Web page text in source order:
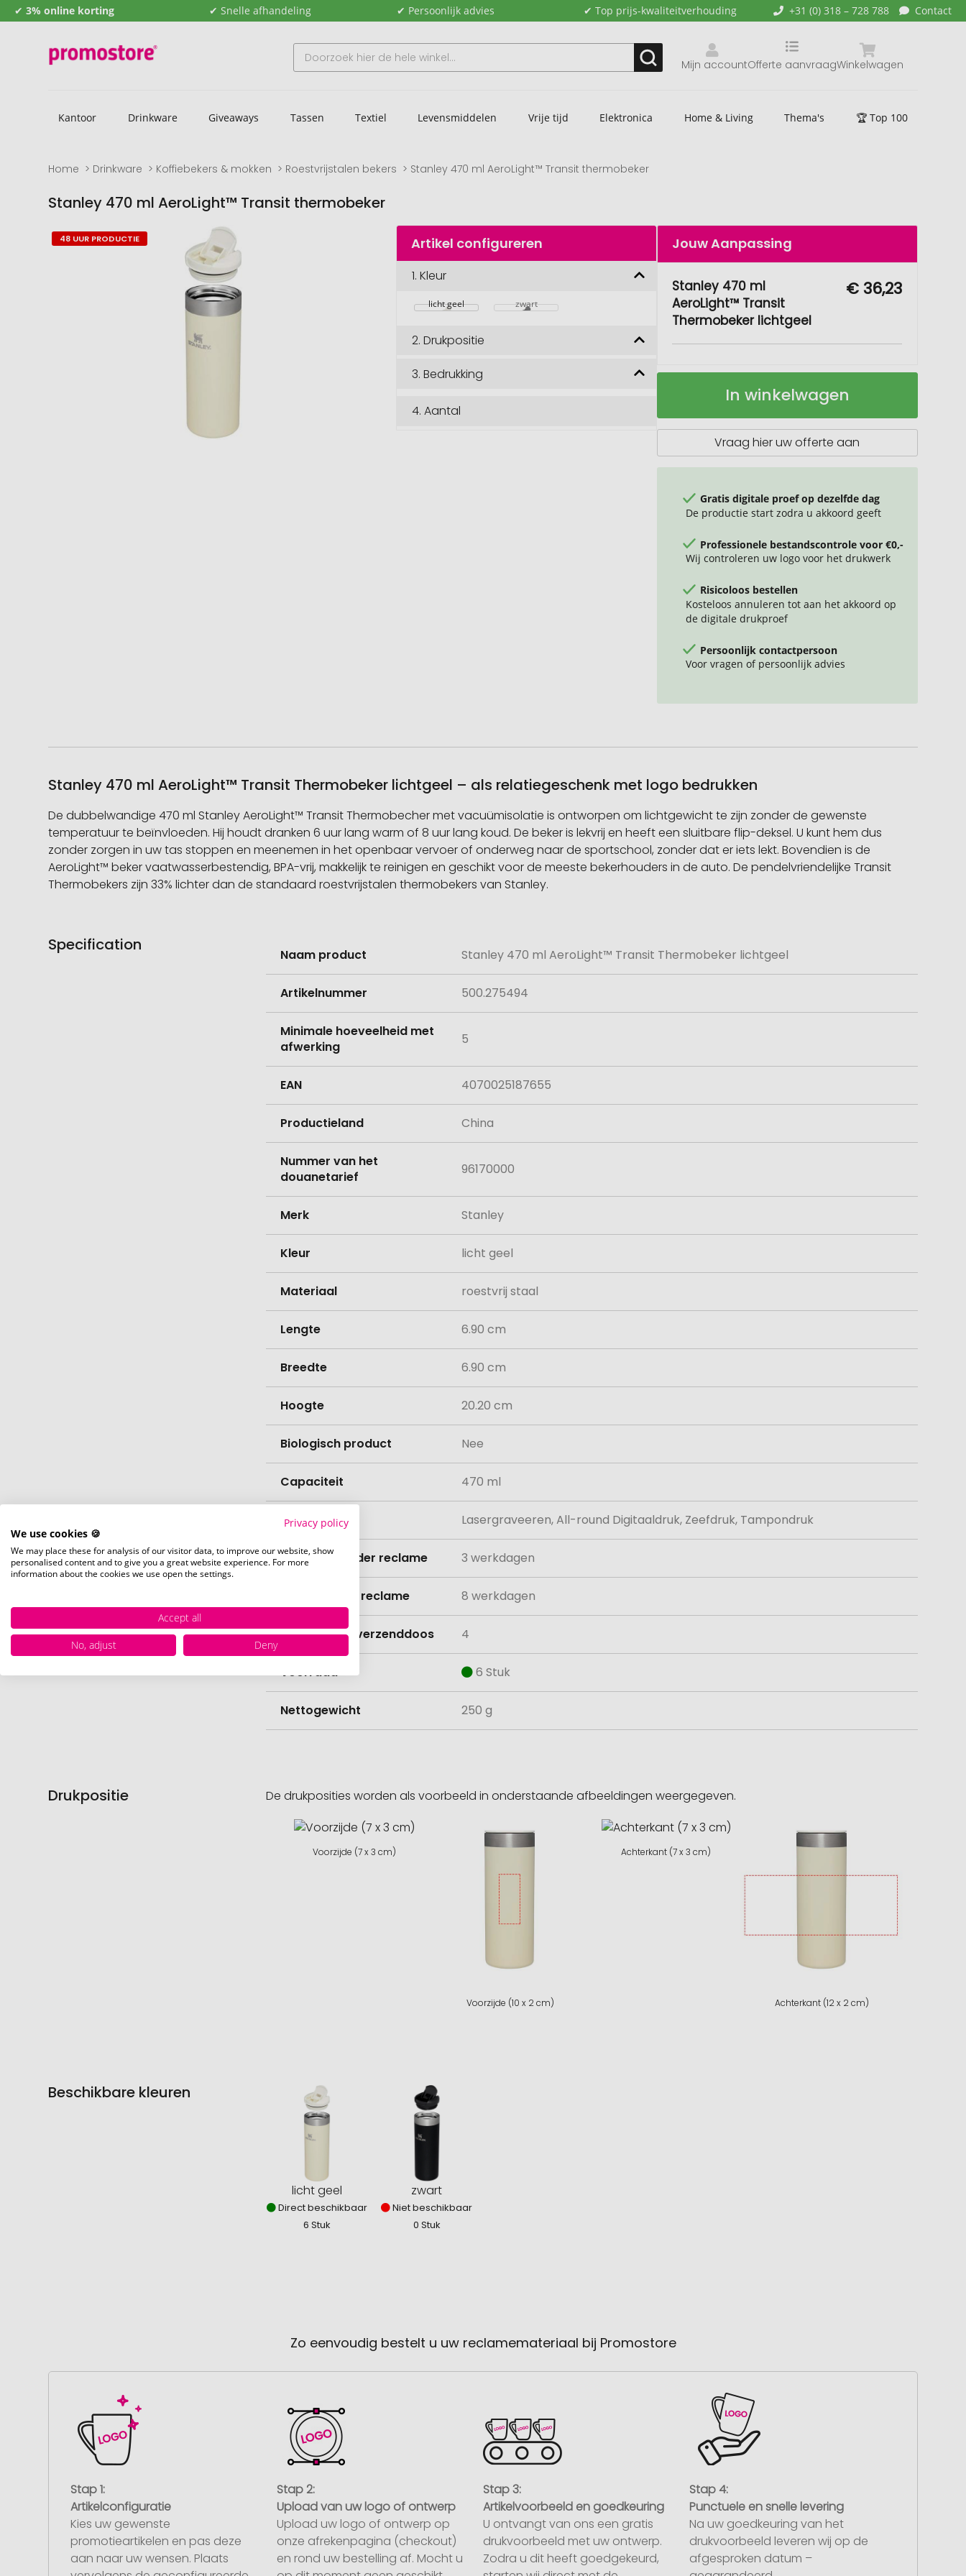
✔ 3% online korting ✔ Snelle afhandeling ✔ Persoonlijk advies ✔ Top prijs-kwaliteitverhouding +31 (0) 318 – 728 788 Contact
Mijn account Winkelwagen
Offerte aanvraag
Kantoor Drinkware Giveaways Tassen Textiel Levensmiddelen Vrije tijd Elektronica Home & Living Thema's 🏆 Top 100
Home Drinkware Koffiebekers & mokken Roestvrijstalen bekers Stanley 470 ml AeroLight™ Transit thermobeker
Stanley 470 ml AeroLight™ Transit thermobeker
Naar
het
Naar
het
48 UUR PRODUCTIE Artikel configureren
1.Kleur
licht geel zwart
2.Drukpositie
3.Bedrukking
4.Aantal
Jouw Aanpassing
Stanley 470 ml
AeroLight™ Transit
Thermobeker lichtgeel
€ 36,23
Stanley
AeroLight™
thermobeker
Op
In winkelwagen
Vraag hier uw offerte aan
Gratis digitale proef op dezelfde dag
De productie start zodra u akkoord geeft
Professionele bestandscontrole voor €0,-
Wij controleren uw logo voor het drukwerk
Risicoloos bestellen
Kosteloos annuleren tot aan het akkoord op
de digitale drukproef
Persoonlijk contactpersoon
Voor vragen of persoonlijk advies
Stanley 470 ml AeroLight™ Transit Thermobeker lichtgeel – als relatiegeschenk met logo bedrukken
De dubbelwandige 470 ml Stanley AeroLight™ Transit Thermobecher met vacuümisolatie is ontworpen om lichtgewicht te zijn zonder de gewenste
temperatuur te beïnvloeden. Hij houdt dranken 6 uur lang warm of 8 uur lang koud. De beker is lekvrij en heeft een sluitbare flip-deksel. U kunt hem dus
zonder zorgen in uw tas stoppen en meenemen in het openbaar vervoer of onderweg naar de sportschool, zonder dat er iets lekt. Bovendien is de
AeroLight™ beker vaatwasserbestendig, BPA-vrij, makkelijk te reinigen en geschikt voor de meeste bekerhouders in de auto. De pendelvriendelijke Transit
Thermobekers zijn 33% lichter dan de standaard roestvrijstalen thermobekers van Stanley.
Specification
informatie
Naam product Stanley 470 ml AeroLight™ Transit Thermobeker lichtgeel
Artikelnummer 500.275494
Minimale hoeveelheid met
afwerking
5
EAN 4070025187655
Productieland China
Nummer van het
douanetarief
96170000
Merk Stanley
Kleur licht geel
Materiaal roestvrij staal
Lengte 6.90 cm
Breedte 6.90 cm
Hoogte 20.20 cm
Biologisch product Nee
Capaciteit 470 ml
Verfijning Lasergraveeren, All-round Digitaaldruk, Zeefdruk, Tampondruk
Levertijd zonder reclame 3 werkdagen
Levertijd met reclame 8 werkdagen
Hoeveelheid verzenddoos 4
Voorraad 6 Stuk
Nettogewicht 250 g
Drukpositie De drukposities worden als voorbeeld in onderstaande afbeeldingen weergegeven.
Voorzijde (7 x 3 cm)
Voorzijde (10 x 2 cm)
Achterkant (7 x 3 cm)
Achterkant (12 x 2 cm)
Beschikbare kleuren
licht geel
Direct beschikbaar
6 Stuk
zwart
Niet beschikbaar
0 Stuk
Zo eenvoudig bestelt u uw reclamemateriaal bij Promostore
Stap 1:
Artikelconfiguratie
Kies uw gewenste
promotieartikelen en pas deze
aan naar uw wensen. Plaats
Stap 2:
Upload van uw logo of ontwerp
Upload uw logo of ontwerp op
onze afrekenpagina (checkout)
en rond uw bestelling af. Mocht u
Stap 3:
Artikelvoorbeeld en goedkeuring
U ontvangt van ons een gratis
drukvoorbeeld met uw ontwerp.
Zodra u dit heeft goedgekeurd,
Stap 4:
Punctuele en snelle levering
Na uw goedkeuring van het
drukvoorbeeld leveren wij op de
afgesproken datum –
Privacy policy
We use cookies 🍪
We may place these for analysis of our visitor data, to improve our website, show
personalised content and to give you a great website experience. For more
information about the cookies we use open the settings.
Accept all
No, adjust
Deny